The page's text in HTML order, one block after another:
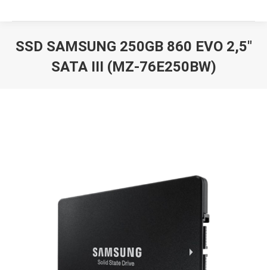
SSD SAMSUNG 250GB 860 EVO 2,5″
SATA III (MZ-76E250BW)